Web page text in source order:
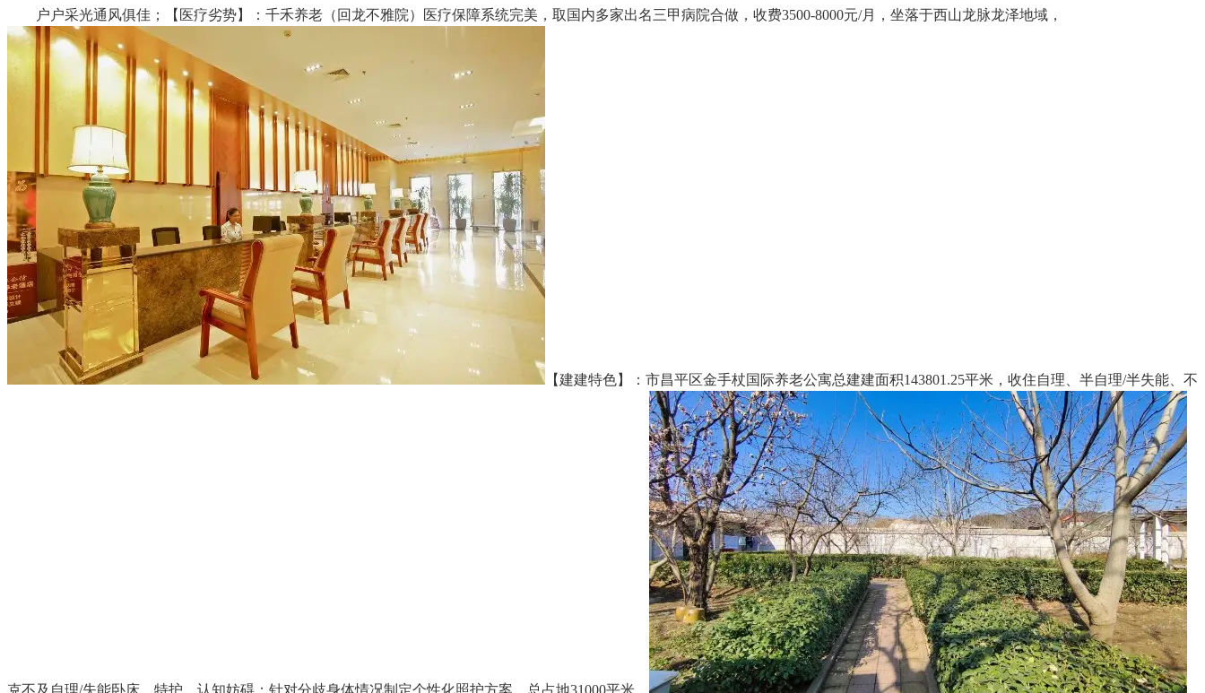
户户采光通风俱佳；【医疗劣势】：千禾养老（回龙不雅院）医疗保障系统完美，取国内多家出名三甲病院合做，收费3500-8000元/月，坐落于西山龙脉龙泽地域，
【建建特色】：市昌平区金手杖国际养老公寓总建建面积143801.25平米，收住自理、半自理/半失能、不